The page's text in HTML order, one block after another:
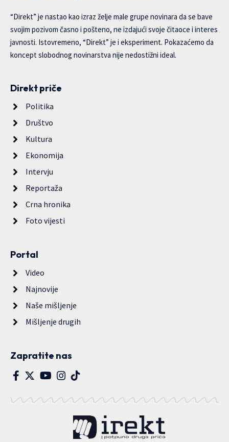
“Direkt” je nastao kao izraz želje male grupe novinara da se bave
svojim pozivom časno i pošteno, ne izdajući svoje čitaoce i interes
javnosti. Istovremeno, “Direkt” je i eksperiment. Pokazaćemo da
koncept slobodnog novinarstva nije nedostižni ideal.
Direkt priče
Politika
Društvo
Kultura
Ekonomija
Intervju
Reportaža
Crna hronika
Foto vijesti
Portal
Video
Najnovije
Naše mišljenje
Mišljenje drugih
Zapratite nas